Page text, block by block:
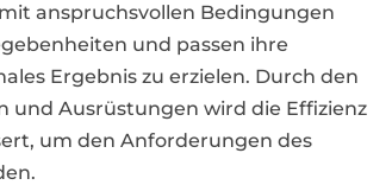
anspruchsvollen Bedingungen
und passen ihre
Ergebnis zu erzielen. Durch den
und Ausrüstungen wird die Effizienz
um den Anforderungen des